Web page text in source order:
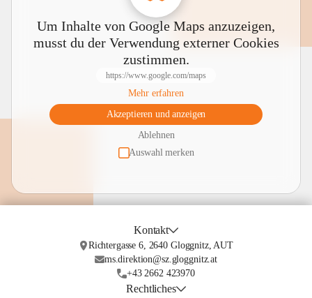
Um Inhalte von Google Maps anzuzeigen,
musst du der Verwendung externer Cookies
zustimmen.
https://www.google.com/maps
Mehr erfahren
Akzeptieren und anzeigen
Ablehnen
Auswahl merken
Kontakt
Richtergasse 6, 2640 Gloggnitz, AUT
ms.direktion@sz.gloggnitz.at
+43 2662 423970
Rechtliches